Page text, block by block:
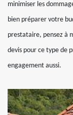
minimiser les
bien préparer votre
prestataire, pensez à
devis pour ce type de
engagement aussi.